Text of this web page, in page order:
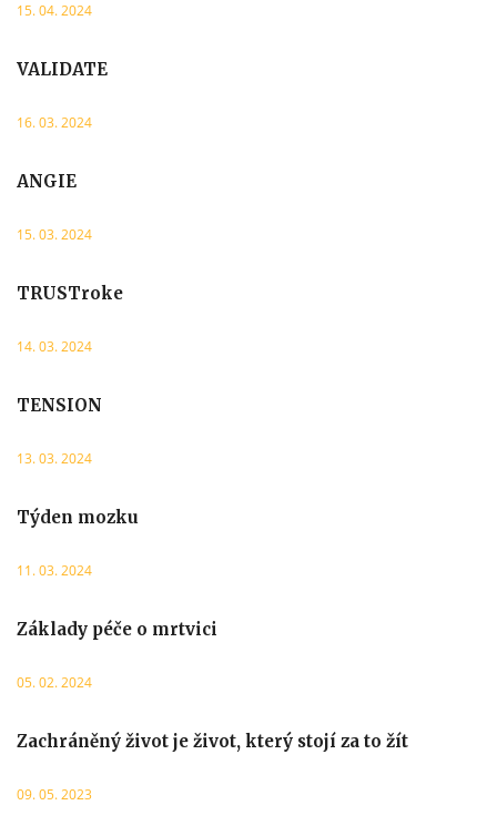
15. 04. 2024
VALIDATE
16. 03. 2024
ANGIE
15. 03. 2024
TRUSTroke
14. 03. 2024
TENSION
13. 03. 2024
Týden mozku
11. 03. 2024
Základy péče o mrtvici
05. 02. 2024
Zachráněný život je život, který stojí za to žít
09. 05. 2023